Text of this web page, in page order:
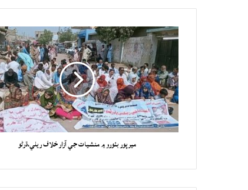
ميرپور بٺورو ۾ منشيات جي آزار خلاف ريلي،ڌرڻو